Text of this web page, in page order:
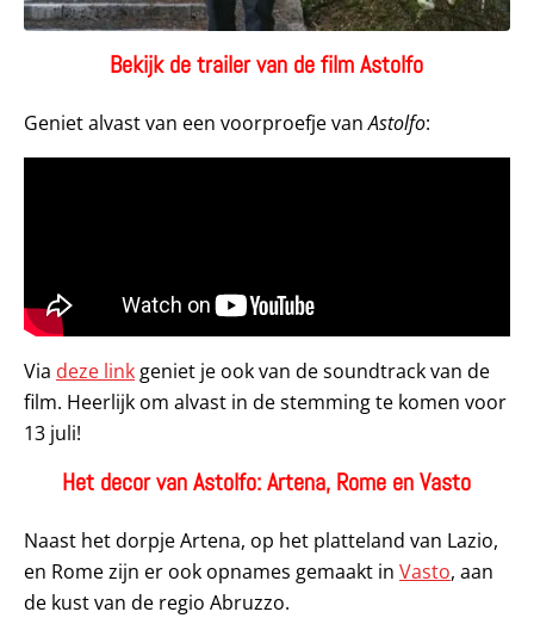
Bekijk de trailer van de film Astolfo
Geniet alvast van een voorproefje vanAstolfo:
Via deze linkgeniet je ook van de soundtrack van de
film. Heerlijk om alvast in de stemming te komen voor
13 juli!
Het decor van Astolfo: Artena, Rome en Vasto
Naast het dorpje Artena, op het platteland van Lazio,
en Rome zijn er ook opnames gemaakt in Vasto, aan
de kust van de regio Abruzzo.